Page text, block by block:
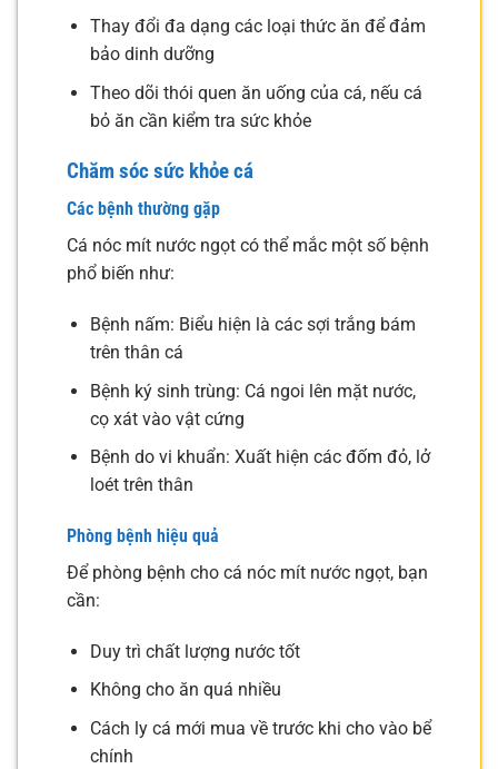
Thay đổi đa dạng các loại thức ăn để đảm
bảo dinh dưỡng
Theo dõi thói quen ăn uống của cá, nếu cá
bỏ ăn cần kiểm tra sức khỏe
Chăm sóc sức khỏe cá
Các bệnh thường gặp
Cá nóc mít nước ngọt có thể mắc một số bệnh
phổ biến như:
Bệnh nấm: Biểu hiện là các sợi trắng bám
trên thân cá
Bệnh ký sinh trùng: Cá ngoi lên mặt nước,
cọ xát vào vật cứng
Bệnh do vi khuẩn: Xuất hiện các đốm đỏ, lở
loét trên thân
Phòng bệnh hiệu quả
Để phòng bệnh cho cá nóc mít nước ngọt, bạn
cần:
Duy trì chất lượng nước tốt
Không cho ăn quá nhiều
Cách ly cá mới mua về trước khi cho vào bể
chính